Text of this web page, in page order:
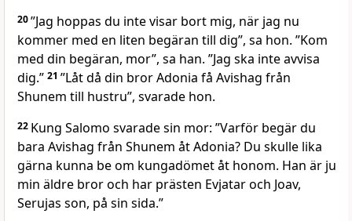
20”Jag hoppas du inte visar bort mig, när jag nu
kommer med en liten begäran till dig”, sa hon. ”Kom
med din begäran, mor”, sa han. ”Jag ska inte avvisa
dig.” 21 ”Låt då din bror Adonia få Avishag från
Shunem till hustru”, svarade hon.
22 Kung Salomo svarade sin mor: ”Varför begär du
bara Avishag från Shunem åt Adonia? Du skulle lika
gärna kunna be om kungadömet åt honom. Han är ju
min äldre bror och har prästen Evjatar och Joav,
Serujas son, på sin sida.”